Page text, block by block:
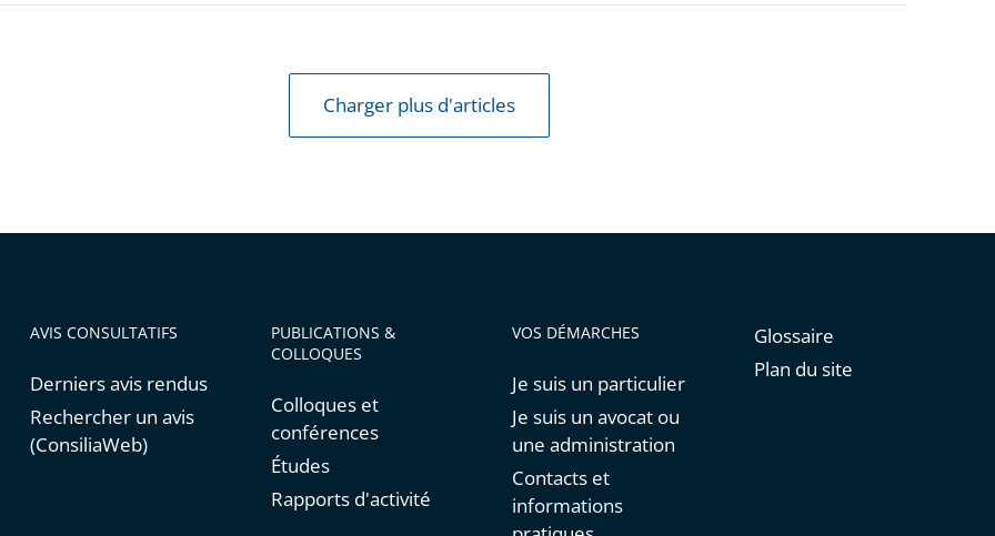
Charger plus d'articles
AVIS CONSULTATIFS
Derniers avis rendus
Rechercher un avis
(ConsiliaWeb)
PUBLICATIONS &
COLLOQUES
Colloques et
conférences
Études
Rapports d'activité
VOS DÉMARCHES
Je suis un particulier
Je suis un avocat ou
une administration
Contacts et
informations
Glossaire
Plan du site